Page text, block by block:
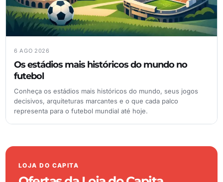
6 AGO 2026
Os estádios mais históricos do mundo no
futebol
Conheça os estádios mais históricos do mundo, seus jogos
decisivos, arquiteturas marcantes e o que cada palco
representa para o futebol mundial até hoje.
LOJA DO CAPITA